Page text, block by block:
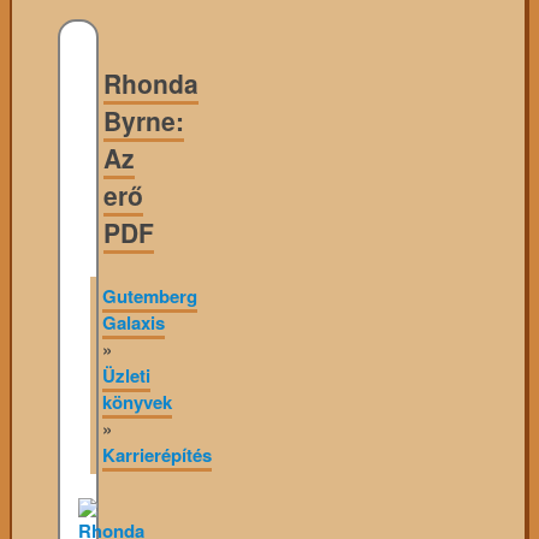
Rhonda
Byrne:
Az
erő
PDF
Gutemberg
Galaxis
»
Üzleti
könyvek
»
Karrierépítés